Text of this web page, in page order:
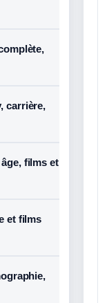
carrière,
films et
et films